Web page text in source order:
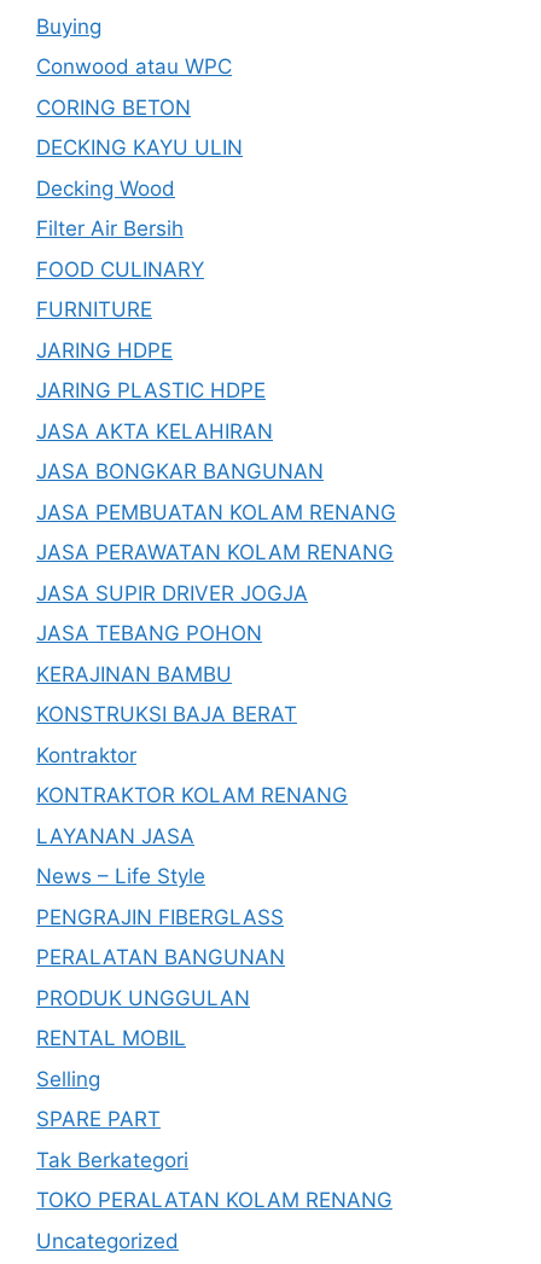
Buying
Conwood atau WPC
CORING BETON
DECKING KAYU ULIN
Decking Wood
Filter Air Bersih
FOOD CULINARY
FURNITURE
JARING HDPE
JARING PLASTIC HDPE
JASA AKTA KELAHIRAN
JASA BONGKAR BANGUNAN
JASA PEMBUATAN KOLAM RENANG
JASA PERAWATAN KOLAM RENANG
JASA SUPIR DRIVER JOGJA
JASA TEBANG POHON
KERAJINAN BAMBU
KONSTRUKSI BAJA BERAT
Kontraktor
KONTRAKTOR KOLAM RENANG
LAYANAN JASA
News – Life Style
PENGRAJIN FIBERGLASS
PERALATAN BANGUNAN
PRODUK UNGGULAN
RENTAL MOBIL
Selling
SPARE PART
Tak Berkategori
TOKO PERALATAN KOLAM RENANG
Uncategorized